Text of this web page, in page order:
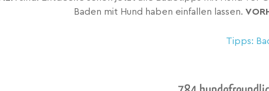
Baden mit Hund haben einfallen lassen.
Tipps: